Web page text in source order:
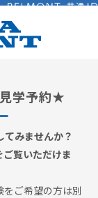
学予約★
みませんか？
覧いただけま
ご希望の方は別